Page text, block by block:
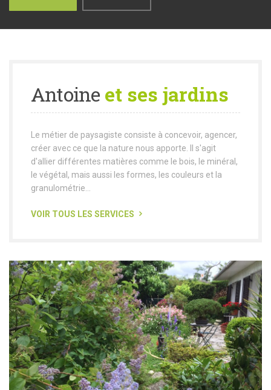
Antoine et ses jardins
Le métier de paysagiste consiste à concevoir, agencer,
créer avec ce que la nature nous apporte. Il s'agit
d'allier différentes matières comme le bois, le minéral,
le végétal, mais aussi les formes, les couleurs et la
granulométrie...
VOIR TOUS LES SERVICES